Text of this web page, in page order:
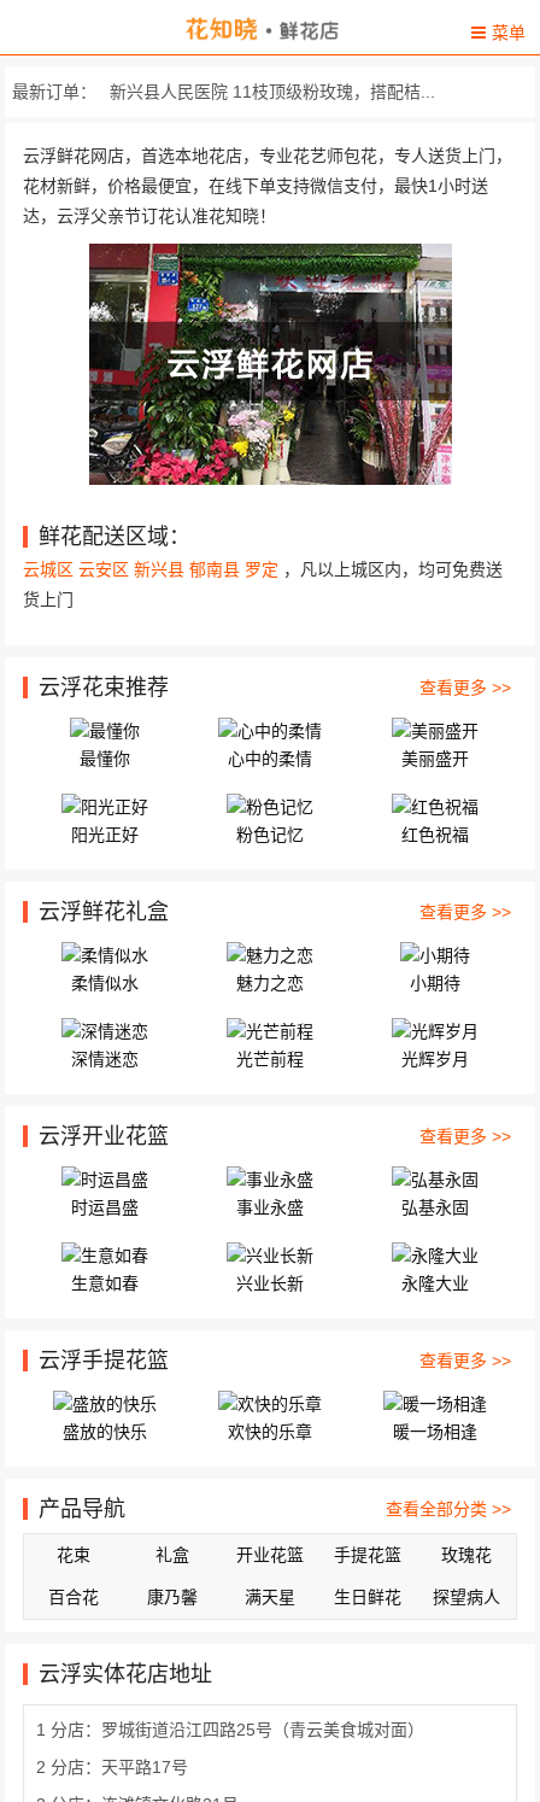
菜单
最新订单： 新兴县人民医院 11枝顶级粉玫瑰，搭配桔...
罗镜镇椽安芙蓉角4号 精选11朵极品红玫瑰，黄...
天柱路38号东英美食 10枝红玫瑰，2枝精品香水...
泗纶镇下街 由33枝粉玫瑰 外围黄莺...
云浮鲜花网店，首选本地花店，专业花艺师包花，专人送货上门，
花材新鲜，价格最便宜，在线下单支持微信支付，最快1小时送
达，云浮父亲节订花认准花知晓！
鲜花配送区域：
云城区云安区新兴县郁南县 罗定 ，凡以上城区内，均可免费送
货上门
云浮花束推荐 查看更多 >>
最懂你 心中的柔情 美丽盛开
阳光正好 粉色记忆 红色祝福
云浮鲜花礼盒 查看更多 >>
柔情似水 魅力之恋 小期待
深情迷恋 光芒前程 光辉岁月
云浮开业花篮 查看更多 >>
时运昌盛 事业永盛 弘基永固
生意如春 兴业长新 永隆大业
云浮手提花篮 查看更多 >>
盛放的快乐 欢快的乐章 暖一场相逢
产品导航 查看全部分类 >>
花束 礼盒 开业花篮 手提花篮 玫瑰花
百合花 康乃馨 满天星 生日鲜花 探望病人
云浮实体花店地址
1 分店：罗城街道沿江四路25号（青云美食城对面）
2 分店：天平路17号